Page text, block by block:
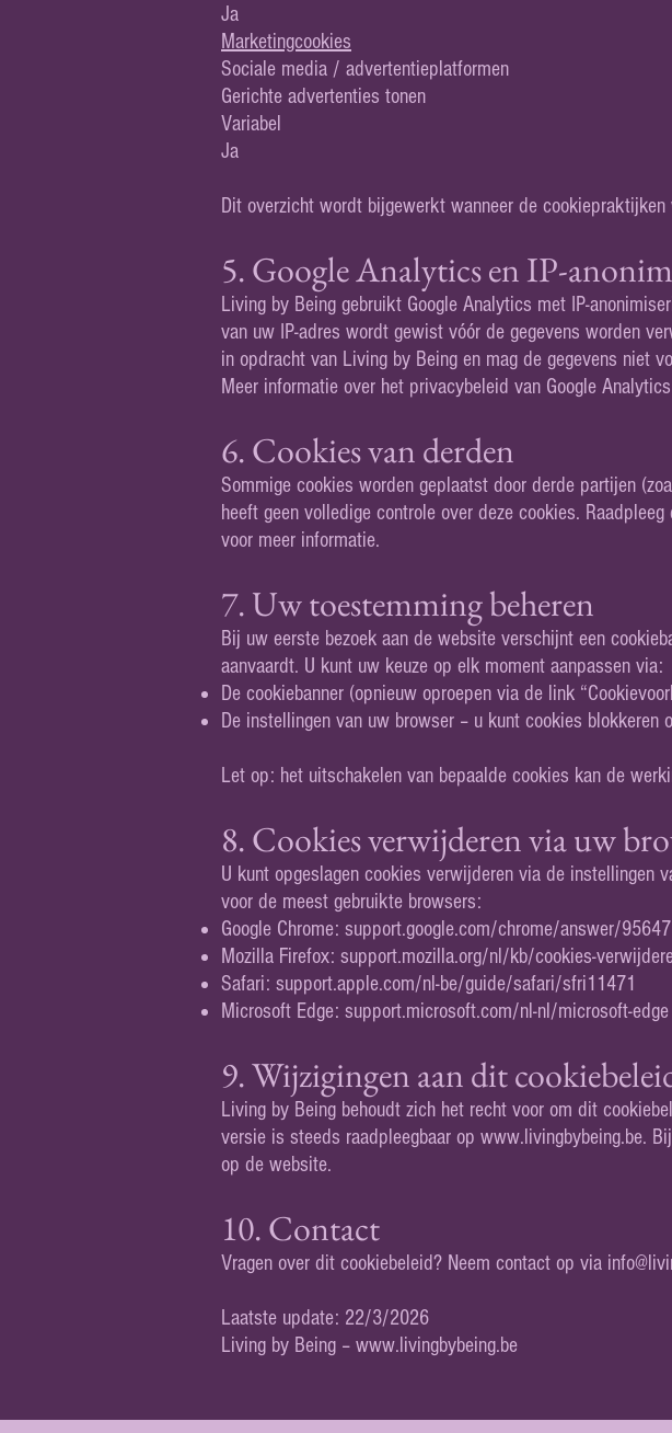
Ja
Marketingcookies
Sociale media / advertentieplatformen
Gerichte advertenties tonen
Variabel
Ja
Dit overzicht wordt bijgewerkt wanneer de cookiepraktijken
5. Google Analytics en IP-
Living by Being gebruikt Google Analytics met IP-
van uw IP-adres wordt gewist vóór de gegevens worden
in opdracht van Living by Being en mag de gegevens niet
Meer informatie over het privacybeleid van Google
6. Cookies van derden
Sommige cookies worden geplaatst door derde partijen
heeft geen volledige controle over deze cookies.
voor meer informatie.
7. Uw toestemming beheren
Bij uw eerste bezoek aan de website verschijnt een
aanvaardt. U kunt uw keuze op elk moment aanpassen via:
De cookiebanner (opnieuw oproepen via de link
De instellingen van uw browser – u kunt cookies blokkeren
Let op: het uitschakelen van bepaalde cookies kan de
8. Cookies verwijderen via uw
U kunt opgeslagen cookies verwijderen via de instellingen
voor de meest gebruikte browsers:
Google Chrome: support.google.com/chrome/answer/95647
Mozilla Firefox: support.mozilla.org/nl/kb/cookies-
Safari: support.apple.com/nl-be/guide/safari/sfri11471
Microsoft Edge: support.microsoft.com/nl-nl/microsoft-edge
9. Wijzigingen aan dit
Living by Being behoudt zich het recht voor om dit
versie is steeds raadpleegbaar op www.livingbybeing.be.
op de website.
10. Contact
Vragen over dit cookiebeleid? Neem contact op via
Laatste update: 22/3/2026
Living by Being – www.livingbybeing.be